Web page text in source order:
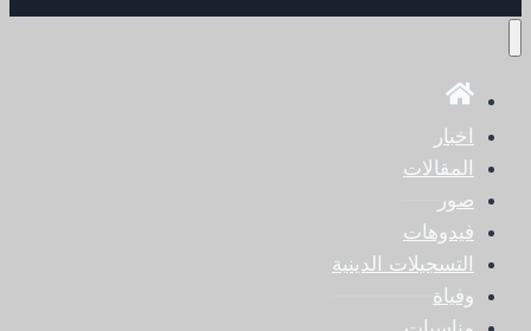
اخبار
المقالات
صور
فيدوهات
التسجيلات الدينية
وفياة